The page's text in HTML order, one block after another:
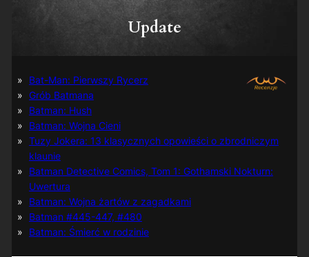
Update
Bat-Man: Pierwszy Rycerz
Grób Batmana
Batman: Hush
Batman: Wojna Cieni
Tuzy Jokera: 13 klasycznych opowieści o zbrodniczym
klaunie
Batman Detective Comics, Tom 1: Gothamski Nokturn:
Uwertura
Batman: Wojna żartów z zagadkami
Batman #445-447, #480
Batman: Śmierć w rodzinie